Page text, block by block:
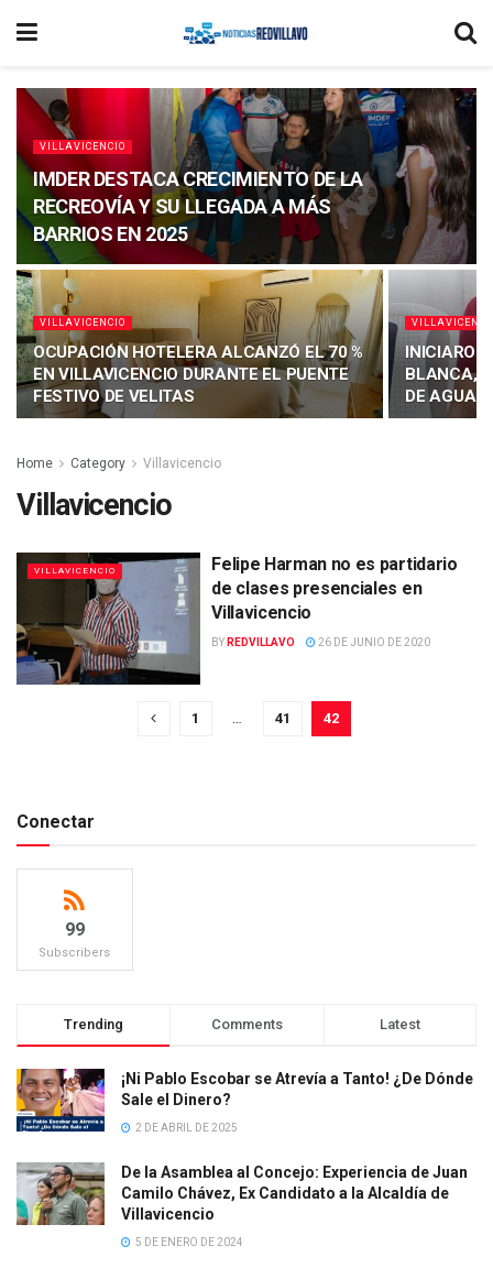
VILLAVICENCIO
IMDER DESTACA CRECIMIENTO DE LA
RECREOVÍA Y SU LLEGADA A MÁS
BARRIOS EN 2025
VILLAVICENCIO
OCUPACIÓN HOTELERA ALCANZÓ EL 70 %
EN VILLAVICENCIO DURANTE EL PUENTE
FESTIVO DE VELITAS
INICIARON
BLANCA,
DE AGUA
Home Category Villavicencio
Villavicencio
VILLAVICENCIO
Felipe Harman no es partidario
de clases presenciales en
Villavicencio
BY REDVILLAVO 26 DE JUNIO DE 2020
1 41 42
Conectar
99
Subscribers
Trending Comments Latest
¡Ni Pablo Escobar se Atrevía a Tanto! ¿De Dónde
Sale el Dinero?
2 DE ABRIL DE 2025
De la Asamblea al Concejo: Experiencia de Juan
Camilo Chávez, Ex Candidato a la Alcaldía de
Villavicencio
5 DE ENERO DE 2024